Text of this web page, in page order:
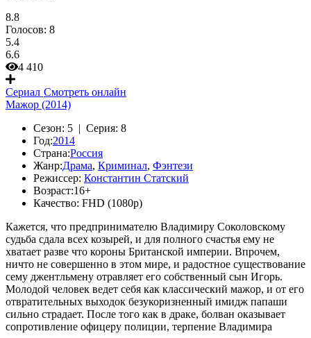
8.8
Голосов: 8
5.4
6.6
4 410
Сериал Смотреть онлайн
Мажор (2014)
Сезон: 5 | Серия: 8
Год:2014
Страна:Россия
Жанр:Драма, Криминал, Фэнтези
Режиссер: Константин Статский
Возраст:16+
Качество: FHD (1080p)
Кажется, что предпринимателю Владимиру Соколовскому
судьба сдала всех козырей, и для полного счастья ему не
хватает разве что короны Британской империи. Впрочем,
ничто не совершенно в этом мире, и радостное существование
сему джентльмену отравляет его собственный сын Игорь.
Молодой человек ведет себя как классический мажор, и от его
отвратительных выходок безукоризненный имидж папаши
сильно страдает. После того как в драке, болван оказывает
сопротивление офицеру полиции, терпение Владимира